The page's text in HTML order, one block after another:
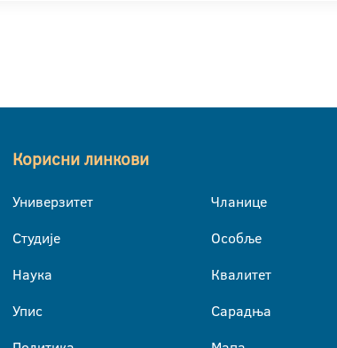
Корисни линкови
Универзитет
Студије
Наука
Упис
Чланице
Особље
Квалитет
Сарадња